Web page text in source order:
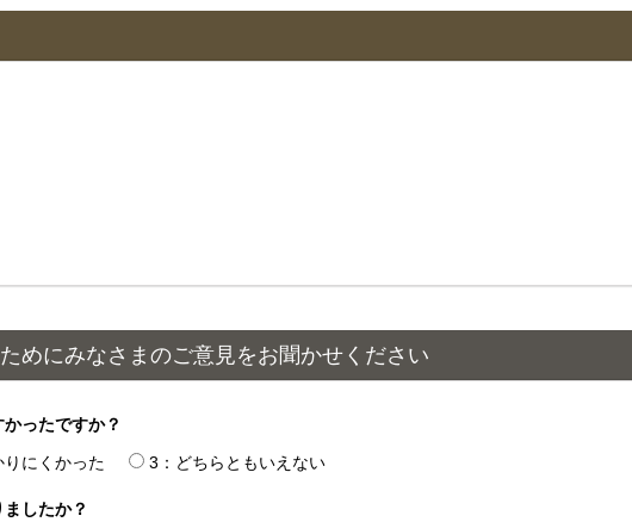
めにみなさまのご意見をお聞かせください
ったですか？
りにくかった 3：どちらともいえない
したか？